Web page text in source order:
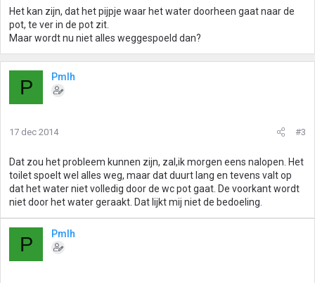
Het kan zijn, dat het pijpje waar het water doorheen gaat naar de
pot, te ver in de pot zit.
Maar wordt nu niet alles weggespoeld dan?
P Pmlh
17 dec 2014 #3
Dat zou het probleem kunnen zijn, zal,ik morgen eens nalopen. Het
toilet spoelt wel alles weg, maar dat duurt lang en tevens valt op
dat het water niet volledig door de wc pot gaat. De voorkant wordt
niet door het water geraakt. Dat lijkt mij niet de bedoeling.
P Pmlh